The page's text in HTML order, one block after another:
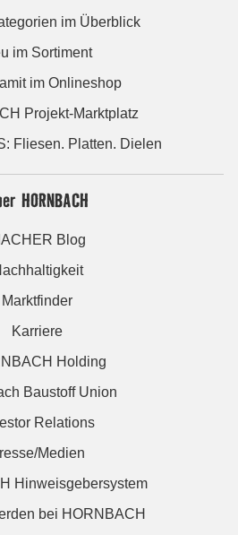
im Überblick
im Sortiment
im Onlineshop
Projekt-Marktplatz
Fliesen. Platten. Dielen
HORNBACH
Blog
Marktfinder
Karriere
Holding
Baustoff Union
Relations
Medien
Hinweisgebersystem
bei HORNBACH